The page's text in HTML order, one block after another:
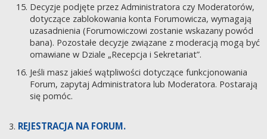
Decyzje podjęte przez Administratora czy Moderatorów,
dotyczące zablokowania konta Forumowicza, wymagają
uzasadnienia (Forumowiczowi zostanie wskazany powód
bana). Pozostałe decyzje związane z moderacją mogą być
omawiane w Dziale „Recepcja i Sekretariat”.
Jeśli masz jakieś wątpliwości dotyczące funkcjonowania
Forum, zapytaj Administratora lub Moderatora. Postarają
się pomóc.
REJESTRACJA NA FORUM.